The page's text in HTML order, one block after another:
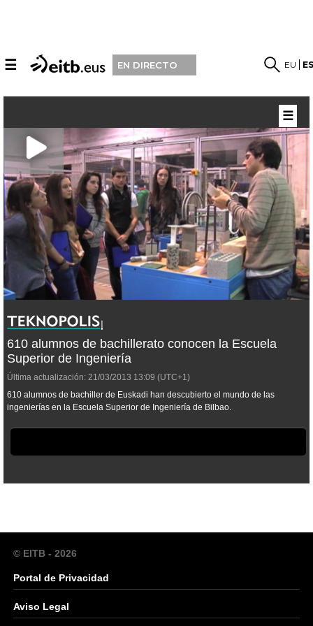
☰ EN DIRECTO EU
610 alumnos de bachillerato conocen la Escuela
Superior de Ingeniería
Última actualización: 21/03/2013 13:09 (UTC+1)
610 alumnos de bachiller de Euskadi han descubierto el mundo de las
ingenierías en la Escuela Superior de Ingeniería de Bilbao.
☰
© EITB - 2026
Portal de Privacidad
Aviso Legal